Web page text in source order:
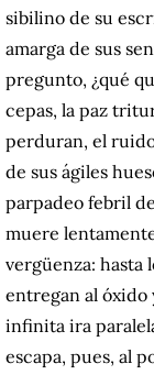
sibilino de su
amarga de sus
pregunto, ¿qué
cepas, la paz
perduran, el
de sus ágiles
parpadeo febril
muere
vergüenza: hasta
entregan al
infinita ira
escapa, pues, al